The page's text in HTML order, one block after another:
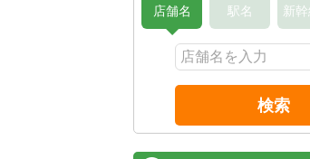
店舗名 駅名 新
検索